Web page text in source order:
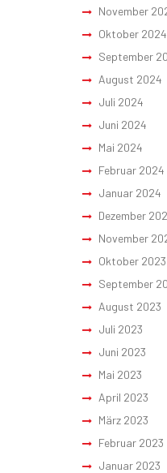
November
Oktober 2024
September
August 2024
Juli 2024
Juni 2024
Mai 2024
Februar 2024
Januar 2024
Dezember
November
Oktober 2023
September
August 2023
Juli 2023
Juni 2023
Mai 2023
April 2023
März 2023
Februar 2023
Januar 2023